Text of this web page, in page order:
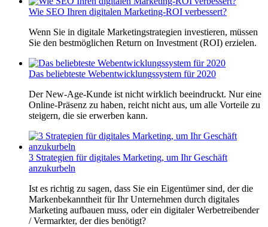
Wie SEO Ihren digitalen Marketing-ROI verbessert?
Wenn Sie in digitale Marketingstrategien investieren, müssen
Sie den bestmöglichen Return on Investment (ROI) erzielen.
Das beliebteste Webentwicklungssystem für 2020
Der New-Age-Kunde ist nicht wirklich beeindruckt. Nur eine
Online-Präsenz zu haben, reicht nicht aus, um alle Vorteile zu
steigern, die sie erwerben kann.
3 Strategien für digitales Marketing, um Ihr Geschäft
anzukurbeln
Ist es richtig zu sagen, dass Sie ein Eigentümer sind, der die
Markenbekanntheit für Ihr Unternehmen durch digitales
Marketing aufbauen muss, oder ein digitaler Werbetreibender
/ Vermarkter, der dies benötigt?